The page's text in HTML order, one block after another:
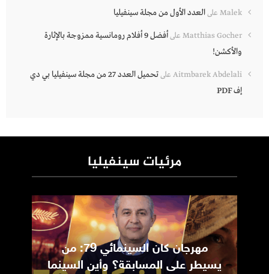
Malek علىالعدد الأول من مجلة سينفيليا
Matthias Gocher على
أفضل 9 أفلام رومانسية ممزوجة بالإثارة
والأكشن!
Aitmbarek Abdelali على
تحميل العدد 27 من مجلة سينفيليا بي دي
إف PDF
مرئيات سينفيليا
مهرجان كان السينمائي 79: من
يسيطر على المسابقة؟ وأين السينما